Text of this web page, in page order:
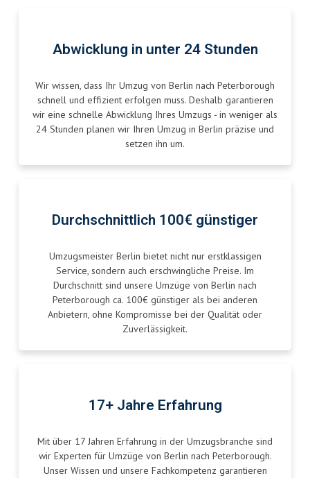
Abwicklung in unter 24 Stunden
Wir wissen, dass Ihr Umzug von Berlin nach Peterborough
schnell und effizient erfolgen muss. Deshalb garantieren
wir eine schnelle Abwicklung Ihres Umzugs - in weniger als
24 Stunden planen wir Ihren Umzug in Berlin präzise und
setzen ihn um.
Durchschnittlich 100€ günstiger
Umzugsmeister Berlin bietet nicht nur erstklassigen
Service, sondern auch erschwingliche Preise. Im
Durchschnitt sind unsere Umzüge von Berlin nach
Peterborough ca. 100€ günstiger als bei anderen
Anbietern, ohne Kompromisse bei der Qualität oder
Zuverlässigkeit.
17+ Jahre Erfahrung
Mit über 17 Jahren Erfahrung in der Umzugsbranche sind
wir Experten für Umzüge von Berlin nach Peterborough.
Unser Wissen und unsere Fachkompetenz garantieren